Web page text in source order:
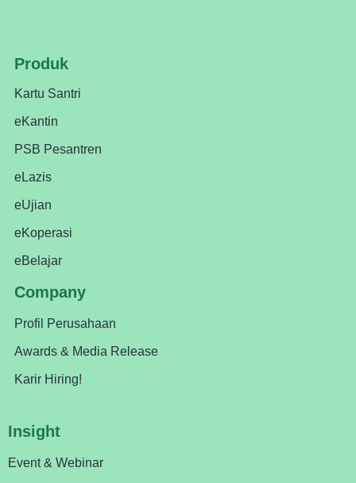
Produk
Kartu Santri
eKantin
PSB Pesantren
eLazis
eUjian
eKoperasi
eBelajar
Company
Profil Perusahaan
Awards & Media Release
Karir Hiring!
Insight
Event & Webinar